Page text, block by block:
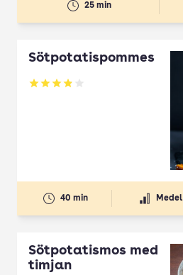
25 min
Sötpotatispommes
Betyg: 3.87 av 5
40 min Medel
Sötpotatismos med
timjan